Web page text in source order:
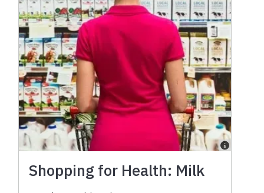
Shopping for Health: Milk